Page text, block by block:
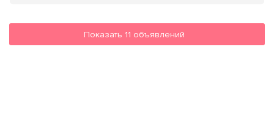
Показать 11 объявлений